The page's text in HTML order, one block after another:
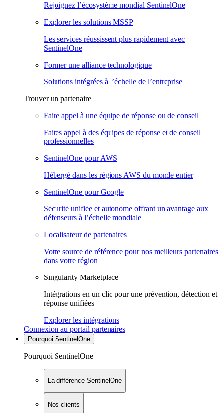
Rejoignez l’écosystème mondial SentinelOne
Explorer les solutions MSSP
Les services réussissent plus rapidement avec
SentinelOne
Former une alliance technologique
Solutions intégrées à l’échelle de l’entreprise
Trouver un partenaire
Faire appel à une équipe de réponse ou de conseil
Faites appel à des équipes de réponse et de conseil
professionnelles
SentinelOne pour AWS
Hébergé dans les régions AWS du monde entier
SentinelOne pour Google
Sécurité unifiée et autonome offrant un avantage aux
défenseurs à l’échelle mondiale
Localisateur de partenaires
Votre source de référence pour nos meilleurs partenaires
dans votre région
Singularity Marketplace
Intégrations en un clic pour une prévention, détection et
réponse unifiées
Explorer les intégrations
Connexion au portail partenaires
Pourquoi SentinelOne
Pourquoi SentinelOne
La différence SentinelOne
Nos clients